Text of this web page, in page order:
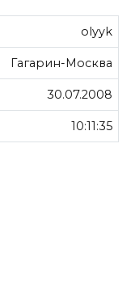
olyyk
Гагарин-Москва
30.07.2008
10:11:35